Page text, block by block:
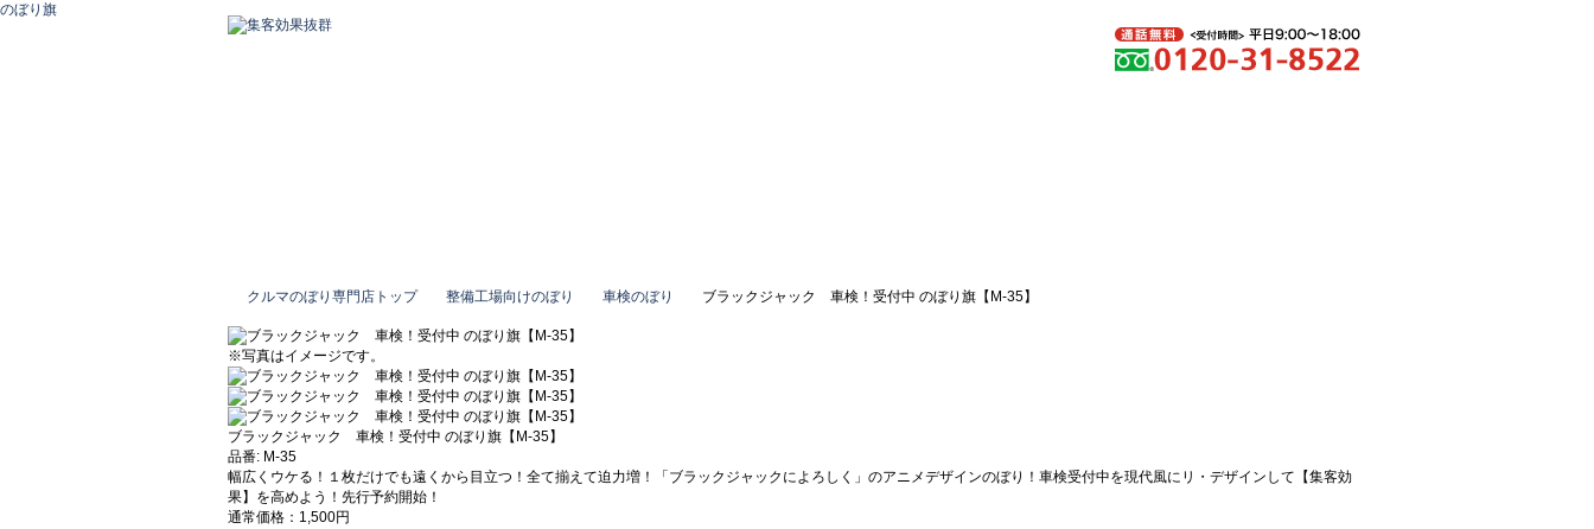
のぼり旗
クルマのぼり専門店トップ 整備工場向けのぼり 車検のぼり ブラックジャック 車検！受付中 のぼり旗【M-35】
※写真はイメージです。
ブラックジャック 車検！受付中 のぼり旗【M-35】
品番: M-35
幅広くウケる！１枚だけでも遠くから目立つ！全て揃えて迫力増！「ブラックジャックによろしく」のアニメデザインのぼり！車検受付中を現代風にリ・デザインして【集客効
果】を高めよう！先行予約開始！
通常価格：1,500円